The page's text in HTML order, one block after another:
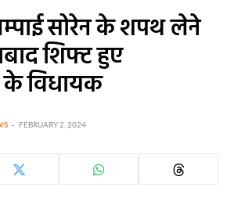
सोरेन के शपथ लेने
शिफ्ट हुए
विधायक
FEBRUARY 2, 2024